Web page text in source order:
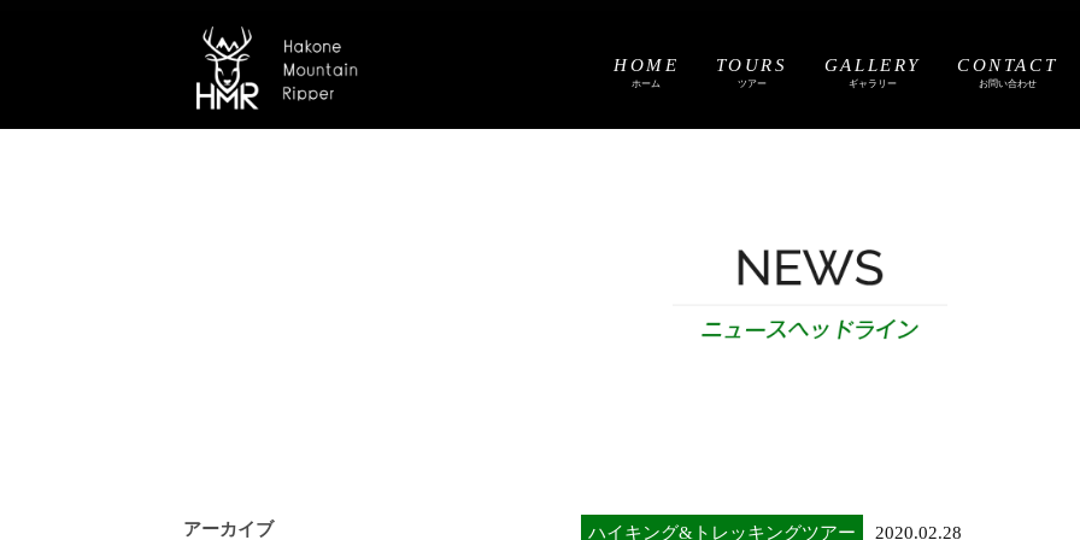
HOME
ホーム
TOURS
ツアー
GALLERY
ギャラリー
CONTACT
お問い合わせ
アーカイブ ハイキング&トレッキングツアー 2020.02.28